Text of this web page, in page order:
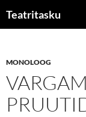
sisu
Teatritasku
MONOLOOG